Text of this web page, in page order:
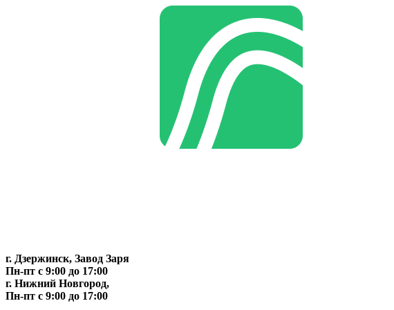
г. Дзержинск, Завод Заря
Пн-пт c 9:00 до 17:00
г. Нижний Новгород,
Пн-пт c 9:00 до 17:00